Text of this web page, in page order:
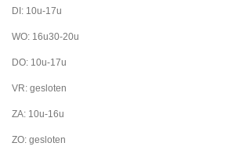
m
DI: 10u-17u
WO: 16u30-20u
DO: 10u-17u
VR: gesloten
ZA: 10u-16u
ZO: gesloten